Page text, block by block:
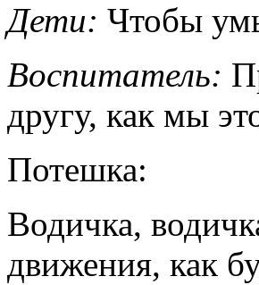
Дети: Чтобы
Воспитатель:
другу, как мы
Потешка:
Водичка,
движения, как